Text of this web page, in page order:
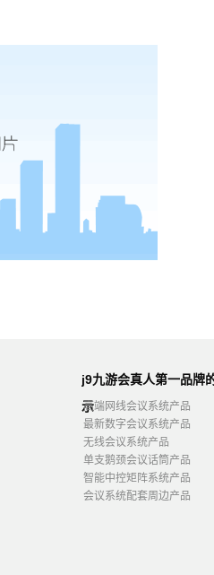
j9九游会真人第一品牌
示
高端网线会议系统产品
最新数字会议系统产品
无线会议系统产品
单支鹅颈会议话筒产品
智能中控矩阵系统产品
会议系统配套周边产品